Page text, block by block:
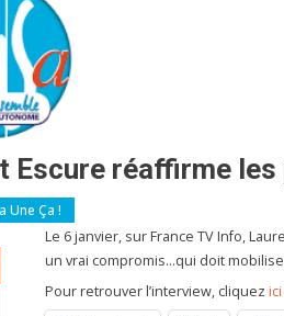
Escure réaffirme
Une Ça !
Le 6 janvier, sur France TV Info,
un vrai compromis…qui doit
Pour retrouver l’interview, cliquez ici